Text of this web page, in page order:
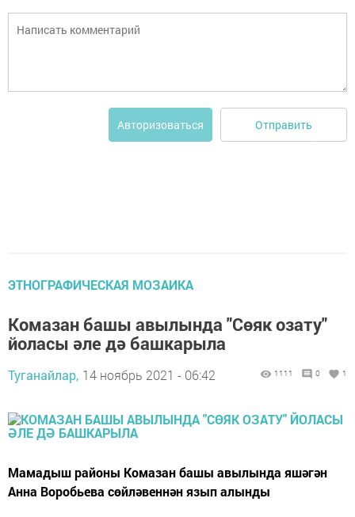
Авторизоваться Отправить
ЭТНОГРАФИЧЕСКАЯ МОЗАИКА
Комазан башы авылында "Сөяк озату"
йоласы әле дә башкарыла
Туганайлар, 14 ноябрь 2021 - 06:42 1111 0 1
Мамадыш районы Комазан башы авылында яшәгән
Анна Воробьева сөйләвеннән язып алынды